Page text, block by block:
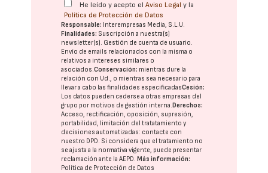
He leído y acepto elAviso Legal y la
Política de Protección de Datos
Responsable: Interempresas Media, S.L.U.
Finalidades: Suscripción a nuestra(s)
newsletter(s). Gestión de cuenta de usuario.
Envío de emails relacionados con la misma o
relativos a intereses similares o
asociados.Conservación: mientras dure la
relación con Ud., o mientras sea necesario para
llevar a cabo las finalidades especificadasCesión:
Los datos pueden cederse a otras empresas del
grupo por motivos de gestión interna. Derechos:
Acceso, rectificación, oposición, supresión,
portabilidad, limitación del tratatamiento y
decisiones automatizadas: contacte con
nuestro DPD. Si considera que el tratamiento no
se ajusta a la normativa vigente, puede presentar
reclamación ante laAEPD. Más información:
Política de Protección de Datos